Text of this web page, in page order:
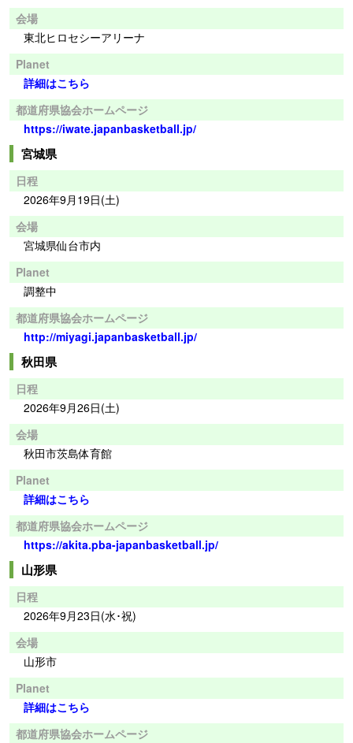
会場
東北ヒロセシーアリーナ
Planet
詳細はこちら
都道府県協会ホームページ
https://iwate.japanbasketball.jp/
宮城県
日程
2026年9月19日(土)
会場
宮城県仙台市内
Planet
調整中
都道府県協会ホームページ
http://miyagi.japanbasketball.jp/
秋田県
日程
2026年9月26日(土)
会場
秋田市茨島体育館
Planet
詳細はこちら
都道府県協会ホームページ
https://akita.pba-japanbasketball.jp/
山形県
日程
2026年9月23日(水･祝)
会場
山形市
Planet
詳細はこちら
都道府県協会ホームページ